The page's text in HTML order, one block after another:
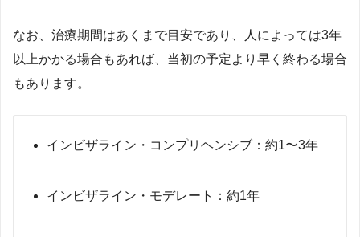
なお、治療期間はあくまで目安であり、人によっては3年
以上かかる場合もあれば、当初の予定より早く終わる場合
もあります。
インビザライン・コンプリヘンシブ：約1〜3年
インビザライン・モデレート：約1年